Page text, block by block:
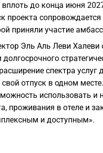
до конца июня
проекта
приняли участие
Эль Аль Леви
долгосрочного
спектра
отпуск в одном
использовать
проживания в отеле и
и доступным».